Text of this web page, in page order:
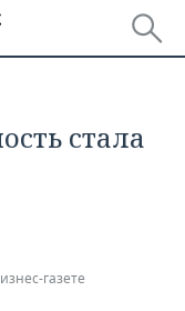
стала
газете